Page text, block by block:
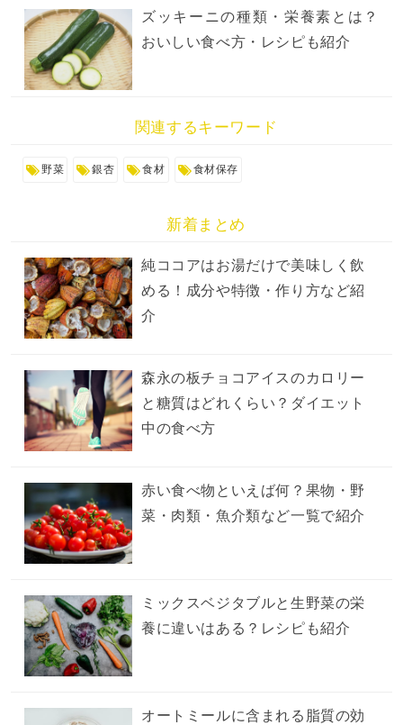
ズッキーニの種類・栄養素とは？
おいしい食べ方・レシピも紹介
関連するキーワード
野菜 銀杏 食材 食材保存
新着まとめ
純ココアはお湯だけで美味しく飲
める！成分や特徴・作り方など紹
介
森永の板チョコアイスのカロリー
と糖質はどれくらい？ダイエット
中の食べ方
赤い食べ物といえば何？果物・野
菜・肉類・魚介類など一覧で紹介
ミックスベジタブルと生野菜の栄
養に違いはある？レシピも紹介
オートミールに含まれる脂質の効